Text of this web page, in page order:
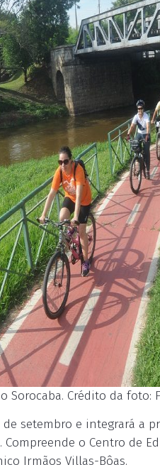
Sorocaba. Crédito da foto:
setembro e integrará a
o Centro de
Irmãos Villas-Bôas.